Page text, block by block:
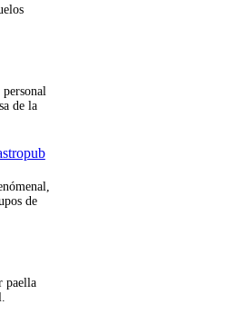
de la
de
paella